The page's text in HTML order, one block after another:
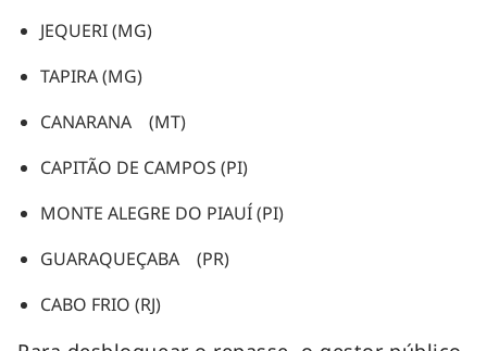
JEQUERI (MG)
TAPIRA (MG)
CANARANA (MT)
CAPITÃO DE CAMPOS (PI)
MONTE ALEGRE DO PIAUÍ (PI)
GUARAQUEÇABA (PR)
CABO FRIO (RJ)